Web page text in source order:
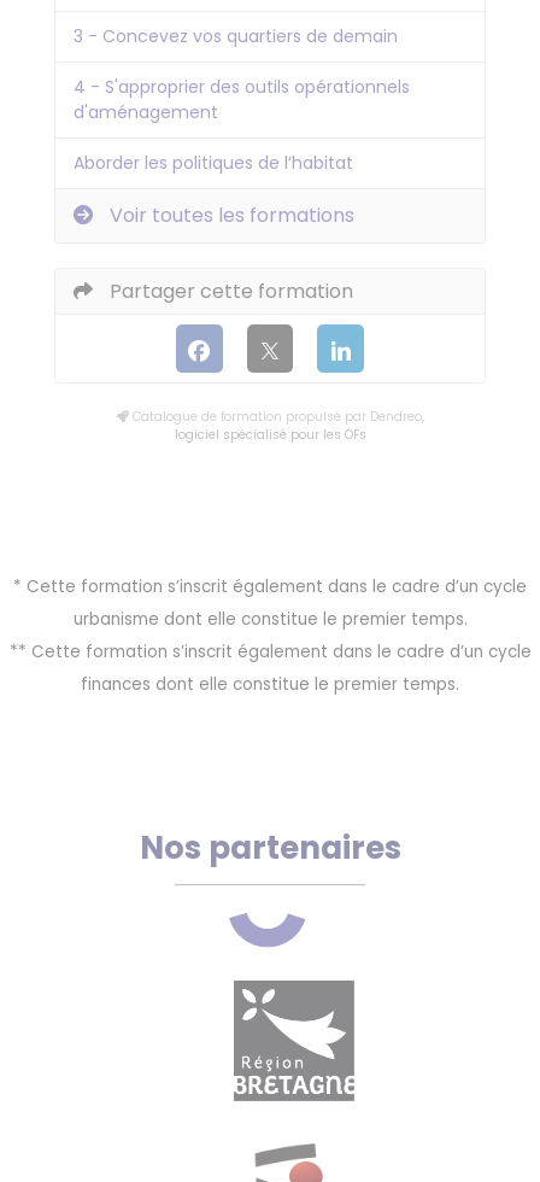
3 - Concevez vos quartiers de demain
4 - S'approprier des outils opérationnels
d'aménagement
Aborder les politiques de l’habitat
Voir toutes les formations
Partager cette formation
Catalogue de formation propulsé par Dendreo,
logiciel spécialisé pour les OFs
* Cette formation s’inscrit également dans le cadre d’un cycle
urbanisme dont elle constitue le premier temps.
** Cette formation s’inscrit également dans le cadre d’un cycle
finances dont elle constitue le premier temps.
Nos partenaires